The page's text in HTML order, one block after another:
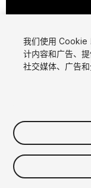
$35 $70
-50%
我们使用 Cookie
计内容和广告、
社交媒体、广告